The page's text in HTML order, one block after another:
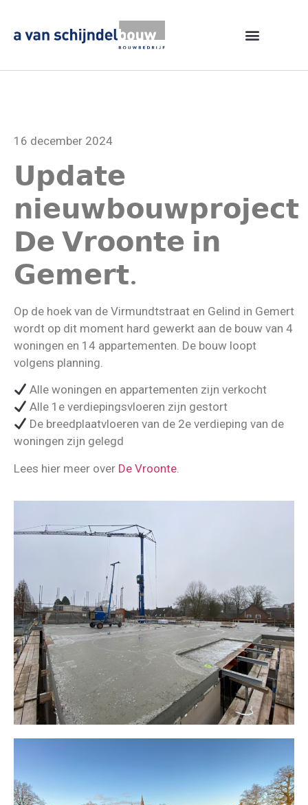
16 december 2024
𝗨𝗽𝗱𝗮𝘁𝗲
𝗻𝗶𝗲𝘂𝘄𝗯𝗼𝘂𝘄𝗽𝗿𝗼𝗷𝗲𝗰𝘁
𝗗𝗲 𝗩𝗿𝗼𝗼𝗻𝘁𝗲 𝗶𝗻
𝗚𝗲𝗺𝗲𝗿𝘁.
Op de hoek van de Virmundtstraat en Gelind in Gemert
wordt op dit moment hard gewerkt aan de bouw van 4
woningen en 14 appartementen. De bouw loopt
volgens planning.
Alle woningen en appartementen zijn verkocht
Alle 1e verdiepingsvloeren zijn gestort
De breedplaatvloeren van de 2e verdieping van de
woningen zijn gelegd
Lees hier meer over De Vroonte